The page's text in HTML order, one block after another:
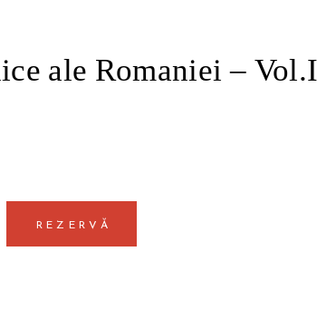
ale Romaniei –
REZERVĂ